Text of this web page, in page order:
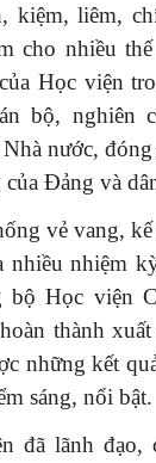
kiệm, liêm,
cho nhiều
Học viện
bộ, nghiên
nước,
Đảng và
vẻ vang,
nhiều nhiệm
bộ Học viện
thành xuất
những kết
sáng, nổi bật.
đã lãnh đạo,